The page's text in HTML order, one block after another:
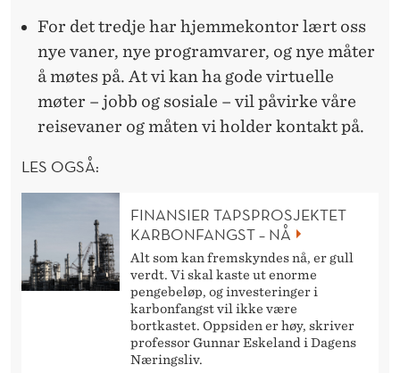
For det tredje har hjemmekontor lært oss
nye vaner, nye programvarer, og nye måter
å møtes på. At vi kan ha gode virtuelle
møter – jobb og sosiale – vil påvirke våre
reisevaner og måten vi holder kontakt på.
LES OGSÅ:
FINANSIER TAPSPROSJEKTET
KARBONFANGST – NÅ
Alt som kan fremskyndes nå, er gull
verdt. Vi skal kaste ut enorme
pengebeløp, og investeringer i
karbonfangst vil ikke være
bortkastet. Oppsiden er høy, skriver
professor Gunnar Eskeland i Dagens
Næringsliv.